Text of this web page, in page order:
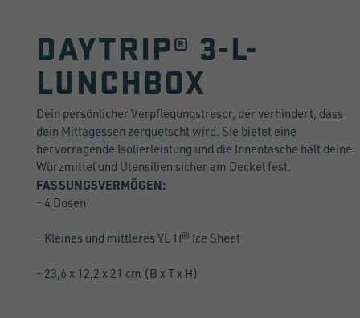
DAYTRIP® 3-L-
LUNCHBOX
Dein persönlicher Verpflegungstresor, der verhindert, dass
dein Mittagessen zerquetscht wird. Sie bietet eine
hervorragende Isolierleistung und die Innentasche hält deine
Würzmittel und Utensilien sicher am Deckel fest.
FASSUNGSVERMÖGEN:
- 4 Dosen
- Kleines und mittleres YETI® Ice Sheet
- 23,6 x 12,2 x 21 cm (B x T x H)